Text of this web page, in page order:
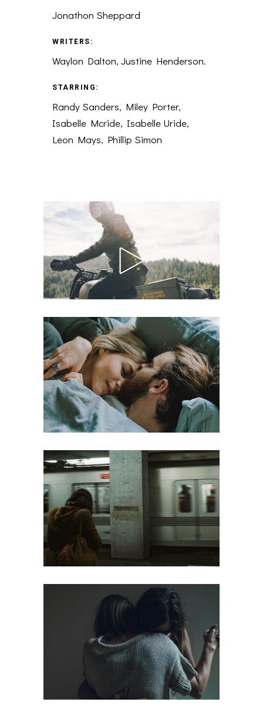
Jonathon Sheppard
WRITERS:
Waylon Dalton, Justine Henderson.
STARRING:
Randy Sanders, Miley Porter,
Isabelle Mcride, Isabelle Uride,
Leon Mays, Phillip Simon